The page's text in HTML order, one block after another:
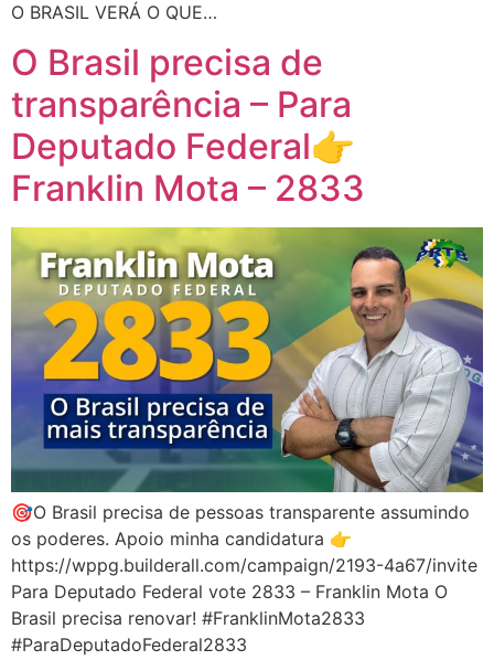
O BRASIL VERÁ O QUE…
O Brasil precisa de
transparência – Para
Deputado Federal👉
Franklin Mota – 2833
🎯O Brasil precisa de pessoas transparente assumindo
os poderes. Apoio minha candidatura 👉
https://wppg.builderall.com/campaign/2193-4a67/invite
Para Deputado Federal vote 2833 – Franklin Mota O
Brasil precisa renovar! #FranklinMota2833
#ParaDeputadoFederal2833